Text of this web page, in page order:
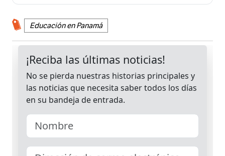
Educación en Panamá